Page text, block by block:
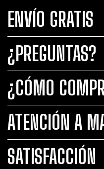
ENVÍO GRATIS
¿PREGUNTAS?
¿CÓMO
ATENCIÓN A
SATISFACCIÓN